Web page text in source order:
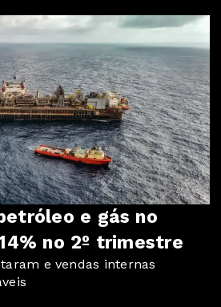
e gás no
no 2º trimestre
e vendas internas